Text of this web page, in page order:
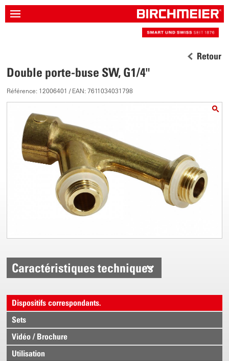
Retour
Double porte-buse SW, G1/4"
Référence: 12006401 / EAN: 7611034031798
Caractéristiques techniques
Dispositifs correspondants.
Sets
Vidéo / Brochure
Utilisation